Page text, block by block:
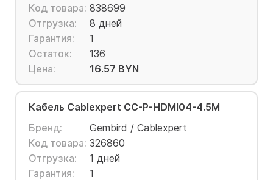
Код товара: 838699
Отгрузка:
8 дней
Гарантия:
1
Остаток:
136
Цена:
16.57 BYN
Кабель Cablexpert CC-P-HDMI04-4.5M
Бренд:
Gembird / Cablexpert
Код товара: 326860
Отгрузка:
1 дней
Гарантия:
1